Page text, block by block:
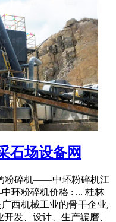
石场设备网
粉碎机——中环粉碎机江
环粉碎机价格 : ... 桂林
西机械工业的骨干企业,
发、设计、生产辗磨、